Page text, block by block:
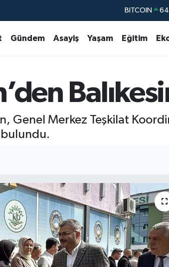
DOLAR
BİST100
BITCOIN
Gündem Asayiş Yaşam Eğitim
Genel Merkez Teşkilat
bulundu.